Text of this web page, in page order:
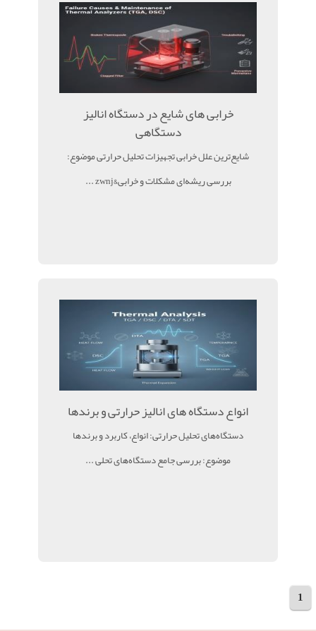
خرابی های شایع در دستگاه انالیز
دستگاهی
شایع‌ترین علل خرابی تجهیزات تحلیل حرارتی موضوع:
بررسی ریشه‌ای مشکلات و خرابی&zwnj ...
انواع دستگاه های انالیز حرارتی و برندها
دستگاه‌های تحلیل حرارتی: انواع، کاربرد و برندها
موضوع: بررسی جامع دستگاه‌های تحلی ...
1